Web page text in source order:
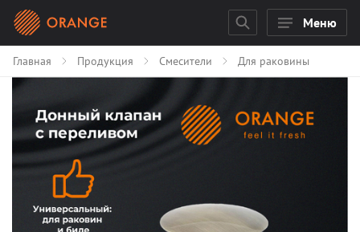
Меню
Главная Продукция Смесители Для раковины